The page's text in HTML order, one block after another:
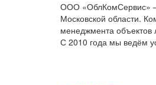
ООО «ОблКомСервис» —
Московской области.
менеджмента объектов
С 2010 года мы ведём